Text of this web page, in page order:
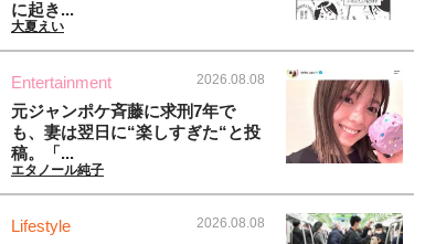
に起き...
大夏えい
Entertainment 2026.08.08
元ジャンポケ斉藤に求刑7年で
も、妻は翌日に“楽しすぎた“と投
稿。「...
エタノール純子
Lifestyle 2026.08.08